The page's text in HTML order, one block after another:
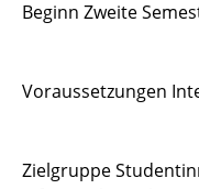
Beginn Zweite
Voraussetzungen
Zielgruppe